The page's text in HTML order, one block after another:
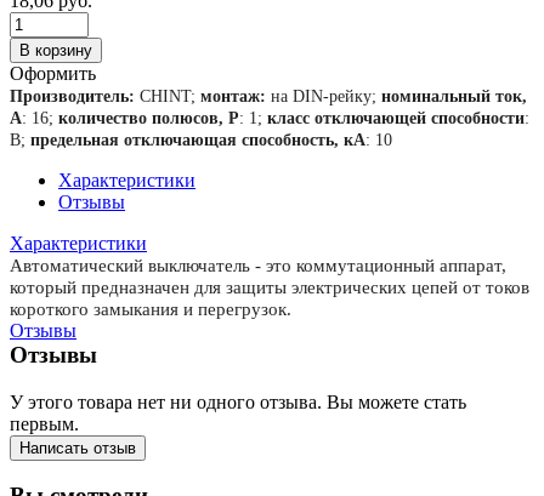
В корзину
Оформить
Производитель: CHINT; монтаж: на DIN-рейку; номинальный ток,
А: 16; количество полюсов, Р: 1; класс отключающей способности:
B; предельная отключающая способность, кА: 10
Характеристики
Отзывы
Характеристики
Автоматический выключатель - это коммутационный аппарат,
который предназначен для защиты электрических цепей от токов
короткого замыкания и перегрузок.
Отзывы
Отзывы
У этого товара нет ни одного отзыва. Вы можете стать
первым.
Написать отзыв